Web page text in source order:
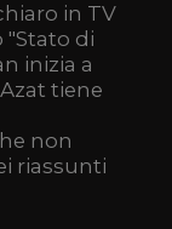
in TV
"Stato di
inizia a
tiene
non
riassunti